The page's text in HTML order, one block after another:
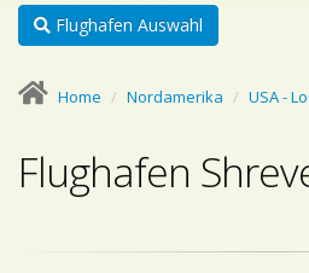
Flughafen Auswahl
Home Nordamerika USA -
Flughafen